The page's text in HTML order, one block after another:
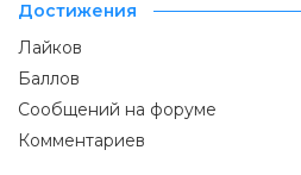
Достижения
Лайков
Баллов
Сообщений на форуме
Комментариев